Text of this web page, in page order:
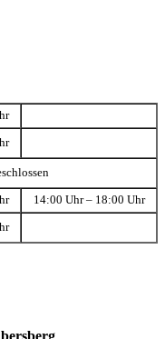
14:00 Uhr – 18:00 Uhr